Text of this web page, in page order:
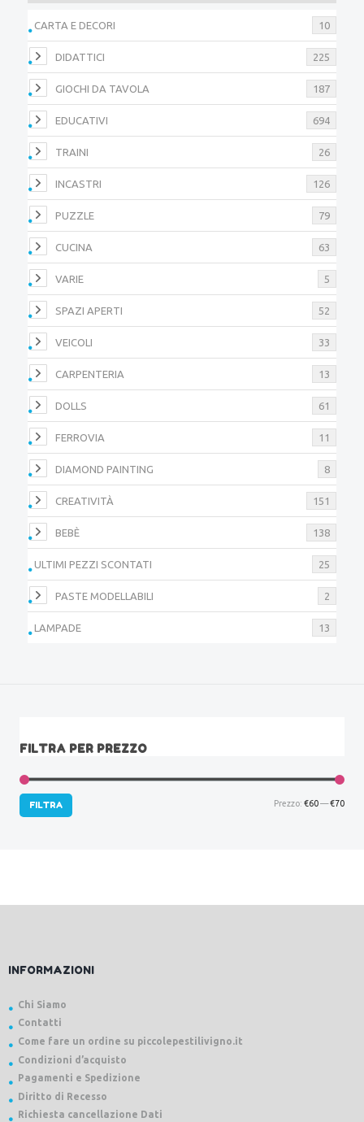
CARTA E DECORI 10
DIDATTICI 225
GIOCHI DA TAVOLA 187
EDUCATIVI 694
TRAINI 26
INCASTRI 126
PUZZLE 79
CUCINA 63
VARIE 5
SPAZI APERTI 52
VEICOLI 33
CARPENTERIA 13
DOLLS 61
FERROVIA 11
DIAMOND PAINTING 8
CREATIVITÀ 151
BEBÈ 138
ULTIMI PEZZI SCONTATI 25
PASTE MODELLABILI 2
LAMPADE 13
FILTRA PER PREZZO
FILTRA Prezzo: €60—€70
INFORMAZIONI
Chi Siamo
Contatti
Come fare un ordine su piccolepestilivigno.it
Condizioni d’acquisto
Pagamenti e Spedizione
Diritto di Recesso
Richiesta cancellazione Dati